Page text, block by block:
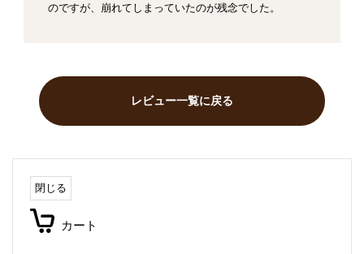
のですが、崩れてしまっていたのが残念でした。
レビュー一覧に戻る
閉じる
カート